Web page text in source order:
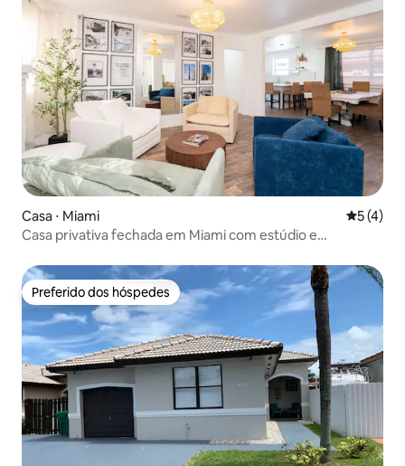
Casa ⋅ Miami 5 de
5 (4)
Casa privativa fechada em Miami com estúdio e
Preferido dos hóspedes
Preferido dos hóspedes